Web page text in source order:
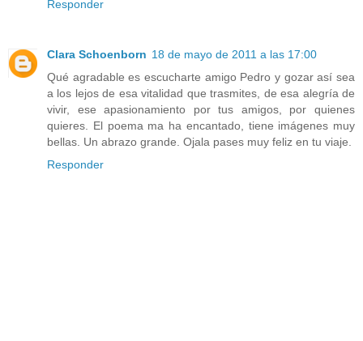
Responder
Clara Schoenborn 18 de mayo de 2011 a las 17:00
Qué agradable es escucharte amigo Pedro y gozar así sea
a los lejos de esa vitalidad que trasmites, de esa alegría de
vivir, ese apasionamiento por tus amigos, por quienes
quieres. El poema ma ha encantado, tiene imágenes muy
bellas. Un abrazo grande. Ojala pases muy feliz en tu viaje.
Responder